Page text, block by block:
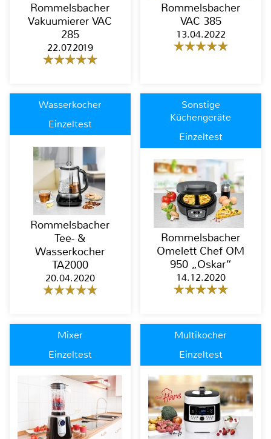
Rommelsbacher
Vakuumierer VAC
285
22.07.2019
Rommelsbacher
VAC 385
13.04.2022
Wasserkocher
Einzeltest
Rommelsbacher
Tee- &
Wasserkocher
TA2000
20.04.2020
Sonstige
Küchengeräte
Einzeltest
Rommelsbacher
Omelett Chef OM
950 „Oskar“
14.12.2020
Mixer
Einzeltest
Multikocher
Einzeltest